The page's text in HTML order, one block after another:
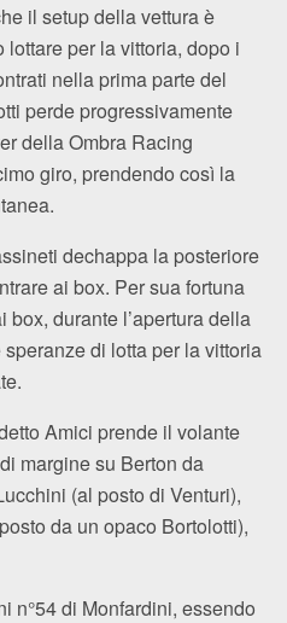
il setup della vettura è
per la vittoria, dopo i
nella prima parte del
perde progressivamente
della Ombra Racing
giro, prendendo così la
dechappa la posteriore
ai box. Per sua fortuna
durante l’apertura della
di lotta per la vittoria
Amici prende il volante
margine su Berton da
(al posto di Venturi),
da un opaco Bortolotti),
n°54 di Monfardini, essendo